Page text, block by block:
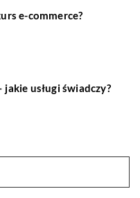
e-commerce?
usługi świadczy?